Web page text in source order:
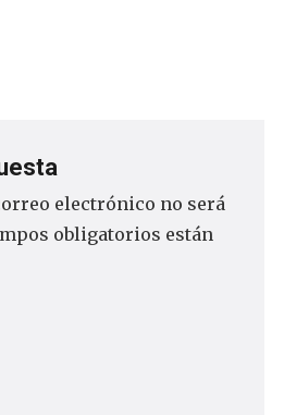
electrónico no será
obligatorios están